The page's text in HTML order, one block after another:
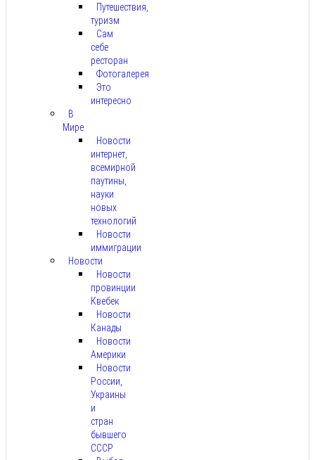
Путешествия,
туризм
Сам
себе
ресторан
Фотогалерея
Это
интересно
В
Мире
Новости
интернет,
всемирной
паутины,
науки.
новых
технологий
Новости
иммиграции
Новости
Новости
провинции
Квебек
Новости
Канады
Новости
Америки
Новости
России,
Украины
и
стран
бывшего
СССР